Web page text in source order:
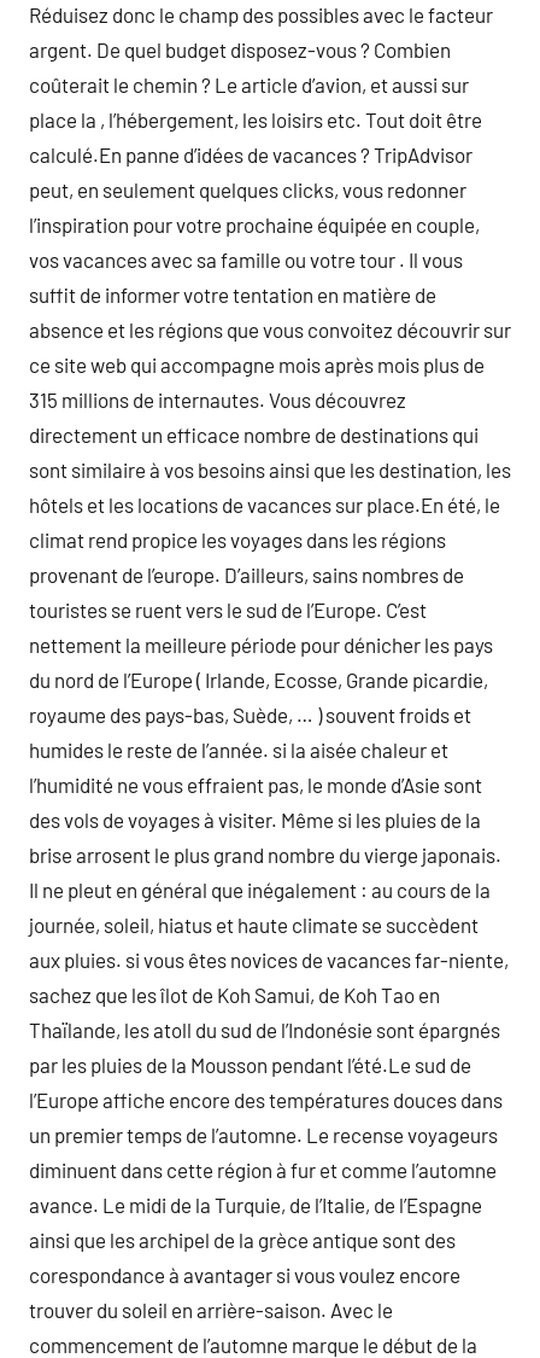
Réduisez donc le champ des possibles avec le facteur
argent. De quel budget disposez-vous ? Combien
coûterait le chemin ? Le article d’avion, et aussi sur
place la , l’hébergement, les loisirs etc. Tout doit être
calculé.En panne d’idées de vacances ? TripAdvisor
peut, en seulement quelques clicks, vous redonner
l’inspiration pour votre prochaine équipée en couple,
vos vacances avec sa famille ou votre tour . Il vous
suffit de informer votre tentation en matière de
absence et les régions que vous convoitez découvrir sur
ce site web qui accompagne mois après mois plus de
315 millions de internautes. Vous découvrez
directement un efficace nombre de destinations qui
sont similaire à vos besoins ainsi que les destination, les
hôtels et les locations de vacances sur place.En été, le
climat rend propice les voyages dans les régions
provenant de l’europe. D’ailleurs, sains nombres de
touristes se ruent vers le sud de l’Europe. C’est
nettement la meilleure période pour dénicher les pays
du nord de l’Europe ( Irlande, Ecosse, Grande picardie,
royaume des pays-bas, Suède, … ) souvent froids et
humides le reste de l’année. si la aisée chaleur et
l’humidité ne vous effraient pas, le monde d’Asie sont
des vols de voyages à visiter. Même si les pluies de la
brise arrosent le plus grand nombre du vierge japonais.
Il ne pleut en général que inégalement : au cours de la
journée, soleil, hiatus et haute climate se succèdent
aux pluies. si vous êtes novices de vacances far-niente,
sachez que les îlot de Koh Samui, de Koh Tao en
Thaïlande, les atoll du sud de l’Indonésie sont épargnés
par les pluies de la Mousson pendant l’été.Le sud de
l’Europe affiche encore des températures douces dans
un premier temps de l’automne. Le recense voyageurs
diminuent dans cette région à fur et comme l’automne
avance. Le midi de la Turquie, de l’Italie, de l’Espagne
ainsi que les archipel de la grèce antique sont des
corespondance à avantager si vous voulez encore
trouver du soleil en arrière-saison. Avec le
commencement de l’automne marque le début de la